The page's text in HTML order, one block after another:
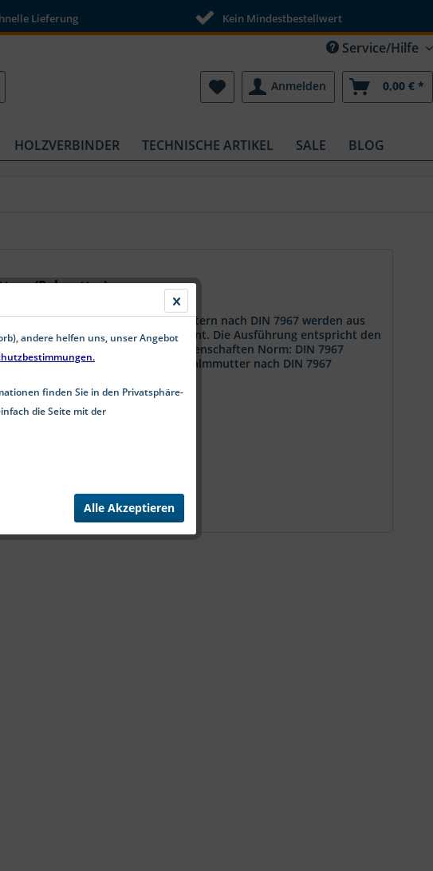
Lieferung Kein Mindestbestellwert
Service/Hilfe
Anmelden 0,00 € *
HOLZVERBINDER TECHNISCHE ARTIKEL SALE BLOG
(Palmutter)
Federstahl Die Sicherungsmuttern nach DIN 7967 werden aus
Bezeichnung Palmuttern bekannt. Die Ausführung entspricht den
Produktmerkmalen. Eigenschaften Norm: DIN 7967
Federstahl Ausführung: Palmmutter nach DIN 7967
andere helfen uns, unser Angebot
finden Sie in den Privatsphäre-
die Seite mit der
Alle Akzeptieren